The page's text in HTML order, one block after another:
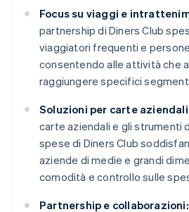
Focus su viaggi e
partnership di Diners Club
viaggiatori frequenti e
consentendo alle attività che
raggiungere specifici
Soluzioni per carte
carte aziendali e gli strumenti
spese di Diners Club
aziende di medie e grandi
comodità e controllo sulle
Partnership e collaborazioni: